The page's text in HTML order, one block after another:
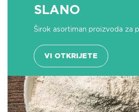
SLANO
Širok asortiman proizvoda za
VI OTKRIJETE